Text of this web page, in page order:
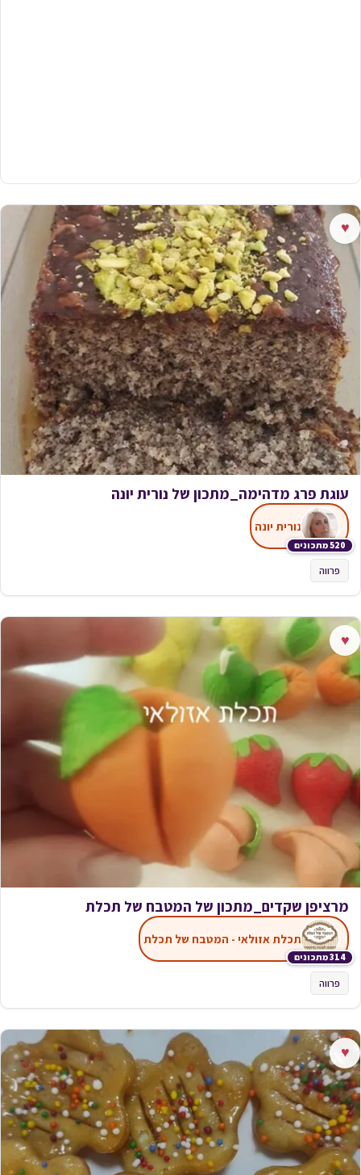
♥
עוגת פרג מדהימה_מתכון של נורית יונה
520 מתכונים
נורית יונה
פרווה
♥
מרציפן שקדים_מתכון של המטבח של תכלת
314 מתכונים
תכלת אזולאי - המטבח של תכלת
פרווה
♥